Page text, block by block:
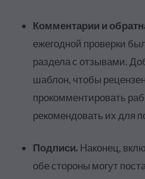
Комментарии и
ежегодной проверки
раздела с отзывами.
шаблон, чтобы
прокомментировать
рекомендовать их для
Подписи. Наконец,
обе стороны могут